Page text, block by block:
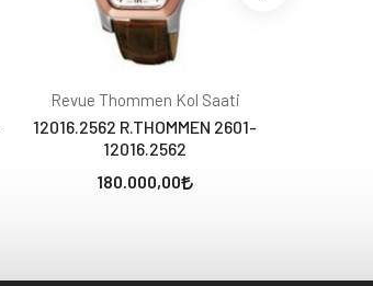
Revue Thommen Kol Saati
12016.2562 R.THOMMEN 2601-
12016.2562
180.000,00